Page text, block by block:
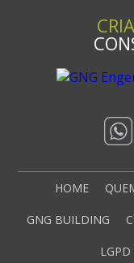
HOME
GNG BUILDING
LGPD